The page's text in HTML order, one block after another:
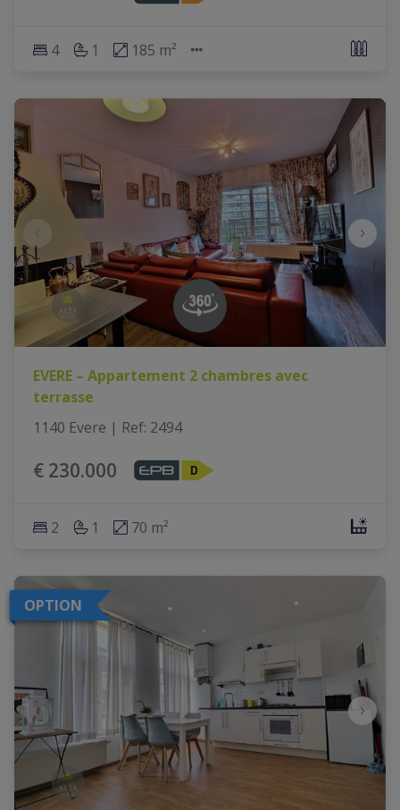
4 1 185 m²
EVERE – Appartement 2 chambres avec
terrasse
1140 Evere | Ref: 2494
€ 230.000
2 1 70 m²
OPTION